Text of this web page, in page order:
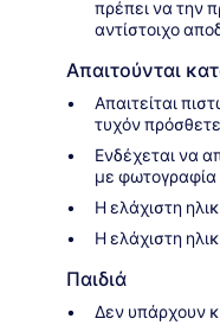
πρέπει να την
αντίστοιχο
Απαιτούνται
Απαιτείται
τυχόν
Ενδέχεται να
με φωτογραφία
Η ελάχιστη
Η ελάχιστη
Παιδιά
Δεν υπάρχουν